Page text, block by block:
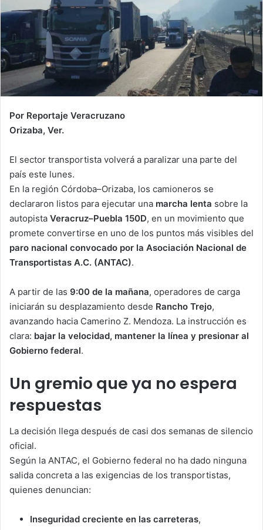
Por Reportaje Veracruzano
Orizaba, Ver.
El sector transportista volverá a paralizar una parte del
país este lunes.
En la región Córdoba–Orizaba, los camioneros se
declararon listos para ejecutar una marcha lenta sobre la
autopista Veracruz–Puebla 150D, en un movimiento que
promete convertirse en uno de los puntos más visibles del
paro nacional convocado por la Asociación Nacional de
Transportistas A.C. (ANTAC).
A partir de las 9:00 de la mañana, operadores de carga
iniciarán su desplazamiento desde Rancho Trejo,
avanzando hacia Camerino Z. Mendoza. La instrucción es
clara: bajar la velocidad, mantener la línea y presionar al
Gobierno federal.
Un gremio que ya no espera
respuestas
La decisión llega después de casi dos semanas de silencio
oficial.
Según la ANTAC, el Gobierno federal no ha dado ninguna
salida concreta a las exigencias de los transportistas,
quienes denuncian:
Inseguridad creciente en las carreteras,